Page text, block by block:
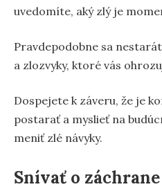
uvedomíte, aký zlý je
Pravdepodobne sa
a zlozvyky, ktoré vás
Dospejete k záveru, že je
postarať a myslieť na
meniť zlé návyky.
Snívať o